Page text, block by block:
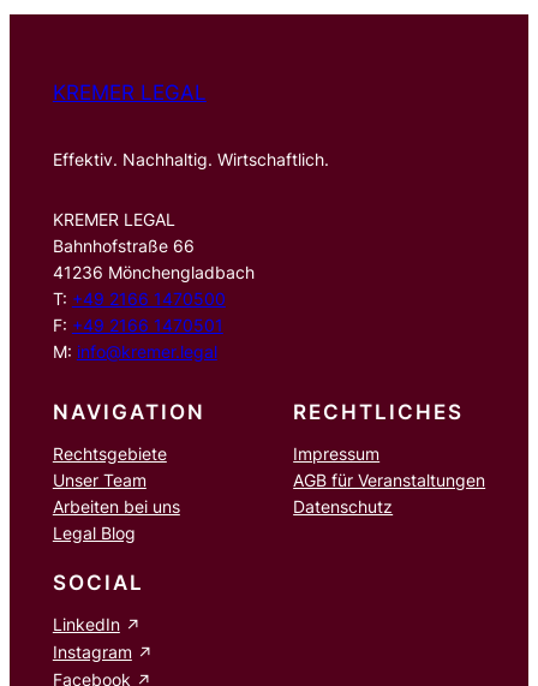
n
KREMER LEGAL
Effektiv. Nachhaltig. Wirtschaftlich.
KREMER LEGAL
Bahnhofstraße 66
41236 Mönchengladbach
T: +49 2166 1470500
F: +49 2166 1470501
M: info@kremer.legal
NAVIGATION
Rechtsgebiete
Unser Team
Arbeiten bei uns
Legal Blog
RECHTLICHES
Impressum
AGB für Veranstaltungen
Datenschutz
SOCIAL
LinkedIn
Instagram
Facebook